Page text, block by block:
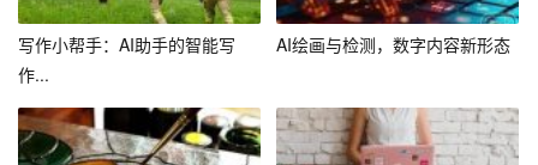
写作小帮手：AI助手的智能写
作...
AI绘画与检测，数字内容新形态